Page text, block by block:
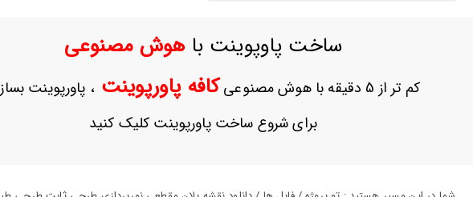
ساخت پاوپوینت باهوش مصنوعی
کم تر از 5 دقیقه با هوش مصنوعی کافه پاورپوینت، پاورپوینت
برای شروع ساخت پاورپوینت کلیک کنید